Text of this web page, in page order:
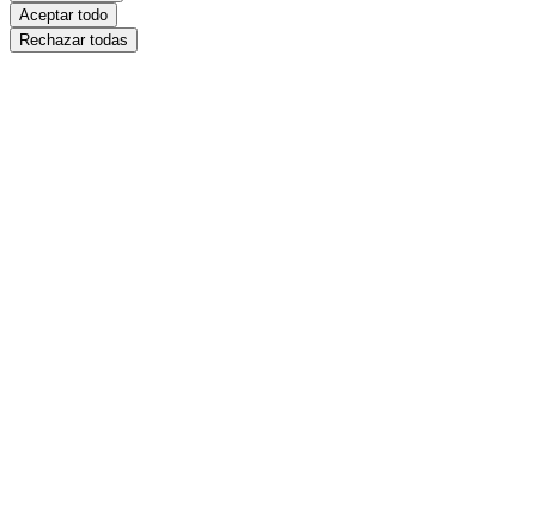
Aceptar todo
Rechazar todas